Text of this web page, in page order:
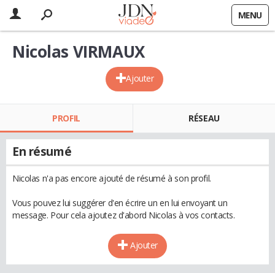
MENU
Ajouter
Nicolas VIRMAUX
PROFIL RÉSEAU
En résumé
Nicolas n'a pas encore ajouté de résumé à son profil.
Vous pouvez lui suggérer d'en écrire un en lui envoyant un
message. Pour cela ajoutez d'abord Nicolas à vos contacts.
Ajouter